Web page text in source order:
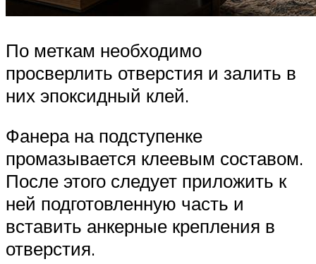
По меткам необходимо
просверлить отверстия и залить в
них эпоксидный клей.
Фанера на подступенке
промазывается клеевым составом.
После этого следует приложить к
ней подготовленную часть и
вставить анкерные крепления в
отверстия.